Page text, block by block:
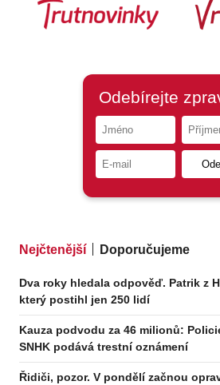
Nejčtenější Doporučujeme
Dva roky hledala odpověď. Patrik z
který postihl jen 250 lidí
Kauza podvodu za 46 milionů:
SNHK podává trestní oznámení
Řidiči, pozor. V pondělí začnou